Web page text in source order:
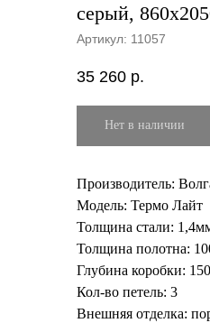
серый,
Артикул: 11057
35 260 р.
Нет в наличии
Производитель:
Модель: Термо Лайт
Толщина стали:
Толщина полотна:
Глубина коробки:
Кол-во петель: 3
Внешняя отделка: